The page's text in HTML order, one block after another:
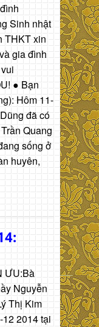
Sinh nhật
THKT xin
gia đình
● Bạn
Hôm 11-
đã có
Quang
sống ở
huyên,
ƯU:Bà
Nguyễn
Thị Kim
2014 tại